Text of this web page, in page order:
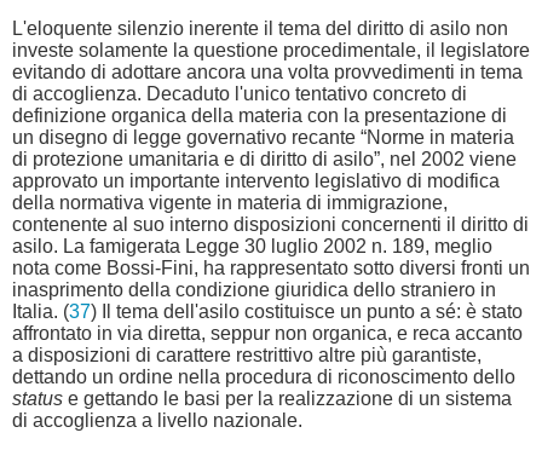
L'eloquente silenzio inerente il tema del diritto di asilo non
investe solamente la questione procedimentale, il legislatore
evitando di adottare ancora una volta provvedimenti in tema
di accoglienza. Decaduto l'unico tentativo concreto di
definizione organica della materia con la presentazione di
un disegno di legge governativo recante “Norme in materia
di protezione umanitaria e di diritto di asilo”, nel 2002 viene
approvato un importante intervento legislativo di modifica
della normativa vigente in materia di immigrazione,
contenente al suo interno disposizioni concernenti il diritto di
asilo. La famigerata Legge 30 luglio 2002 n. 189, meglio
nota come Bossi-Fini, ha rappresentato sotto diversi fronti un
inasprimento della condizione giuridica dello straniero in
Italia. (37) Il tema dell'asilo costituisce un punto a sé: è stato
affrontato in via diretta, seppur non organica, e reca accanto
a disposizioni di carattere restrittivo altre più garantiste,
dettando un ordine nella procedura di riconoscimento dello
status e gettando le basi per la realizzazione di un sistema
di accoglienza a livello nazionale.